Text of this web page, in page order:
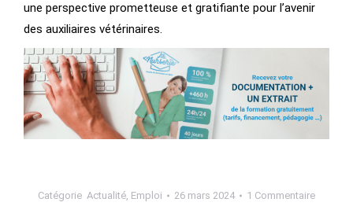
une perspective prometteuse et gratifiante pour l’avenir
des auxiliaires vétérinaires.
Catégorie Actualité, Emploi 26 mars 2024 1 Commentaire